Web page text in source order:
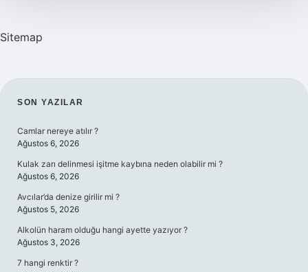
Sitemap
SIDEBAR
SON YAZILAR
Camlar nereye atılır ?
Ağustos 6, 2026
Kulak zarı delinmesi işitme kaybına neden olabilir mi ?
Ağustos 6, 2026
Avcılar’da denize girilir mi ?
Ağustos 5, 2026
Alkolün haram olduğu hangi ayette yazıyor ?
Ağustos 3, 2026
7 hangi renktir ?